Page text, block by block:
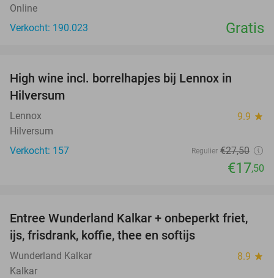
Online
Verkocht: 190.023
Gratis
High wine incl. borrelhapjes bij Lennox in
Hilversum
Lennox 9.9 star
Hilversum
Verkocht: 157
Regulier €27,50
€17,50
32%
Entree Wunderland Kalkar + onbeperkt friet,
ijs, frisdrank, koffie, thee en softijs
Wunderland Kalkar 8.9 star
Kalkar